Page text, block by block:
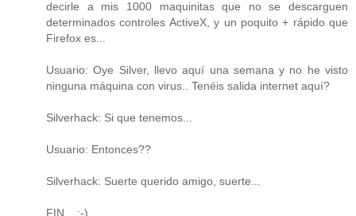
decirle a mis 1000 maquinitas que no se descarguen
determinados controles ActiveX, y un poquito + rápido que
Firefox es...
Usuario: Oye Silver, llevo aquí una semana y no he visto
ninguna máquina con virus.. Tenéis salida internet aquí?
Silverhack: Si que tenemos...
Usuario: Entonces??
Silverhack: Suerte querido amigo, suerte...
FIN... ;-)